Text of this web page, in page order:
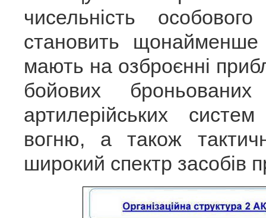
чисельність
становить щонайменше
мають на озброєнні
бойових
артилерійських
вогню, а також
широкий спектр засобів